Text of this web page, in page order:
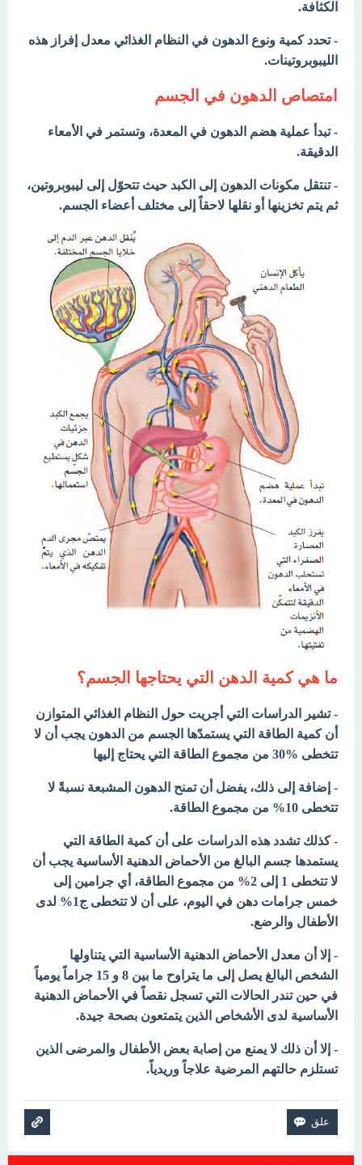
الكثافة.
- تحدد كمية ونوع الدهون في النظام الغذائي معدل إفراز هذه
الليبوبروتينات.
امتصاص الدهون في الجسم
- تبدأ عملية هضم الدهون في المعدة، وتستمر في الأمعاء
الدقيقة.
- تنتقل مكونات الدهون إلى الكبد حيث تتحوّل إلى ليبوبروتين،
ثم يتم تخزينها أو نقلها لاحقاً إلى مختلف أعضاء الجسم.
ما هي كمية الدهن التي يحتاجها الجسم؟
- تشير الدراسات التي أجريت حول النظام الغذائي المتوازن
أن كمية الطاقة التي يستمدّها الجسم من الدهون يجب أن لا
تتخطى %30 من مجموع الطاقة التي يحتاج إليها
- إضافة إلى ذلك، يفضل أن تمنح الدهون المشبعة نسبةً لا
تتخطى 10% من مجموع الطاقة.
- كذلك تشدد هذه الدراسات على أن كمية الطاقة التي
يستمدها جسم البالغ من الأحماض الدهنية الأساسية يجب أن
لا تتخطى 1 إلى 2% من مجموع الطاقة، أي جرامين إلى
خمس جرامات دهن في اليوم، على أن لا تتخطى ج1% لدى
الأطفال والرضع.
- إلا أن معدل الأحماض الدهنية الأساسية التي يتناولها
الشخص البالغ يصل إلى ما يتراوح ما بين 8 و 15 جراماً يومياً
في حين تندر الحالات التي تسجل نقصاً في الأحماض الدهنية
الأساسية لدى الأشخاص الذين يتمتعون بصحة جيدة.
- إلا أن ذلك لا يمنع من إصابة بعض الأطفال والمرضى الذين
تستلزم حالتهم المرضية علاجاً وريدياً.